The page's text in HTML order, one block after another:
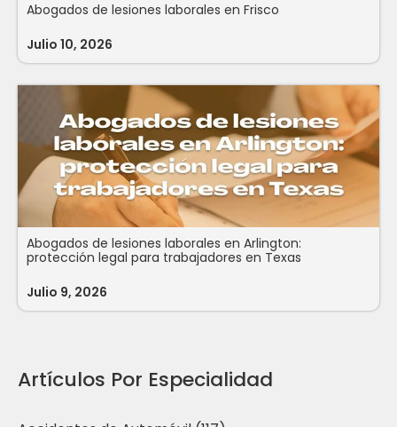
Abogados de lesiones laborales en Frisco
Julio 10, 2026
Abogados de lesiones laborales en Arlington:
protección legal para trabajadores en Texas
Julio 9, 2026
Artículos Por Especialidad